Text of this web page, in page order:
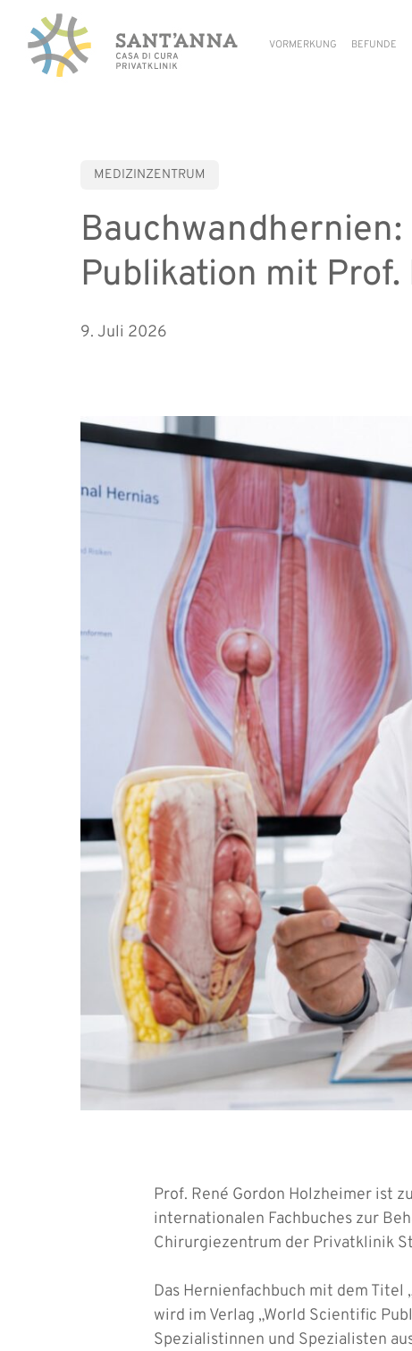
main
VORMERKUNG BEFUNDE
MEDIZINZENTRUM
Publikation mit
9. Juli 2026
Prof. René Gordon Holzheimer ist
internationalen Fachbuches zur
Chirurgiezentrum der Privatklinik
Das Hernienfachbuch mit dem Titel
wird im Verlag „World Scientific
Spezialistinnen und Spezialisten